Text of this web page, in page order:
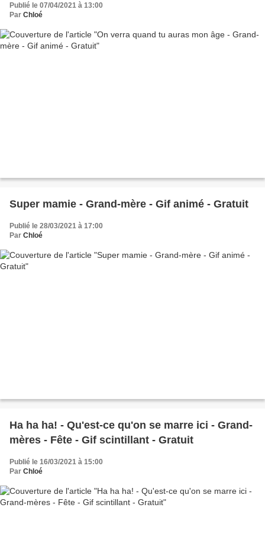
Publié le 07/04/2021 à 13:00
Par Chloé
Super mamie - Grand-mère - Gif animé - Gratuit
Publié le 28/03/2021 à 17:00
Par Chloé
Ha ha ha! - Qu'est-ce qu'on se marre ici - Grand-
mères - Fête - Gif scintillant - Gratuit
Publié le 16/03/2021 à 15:00
Par Chloé